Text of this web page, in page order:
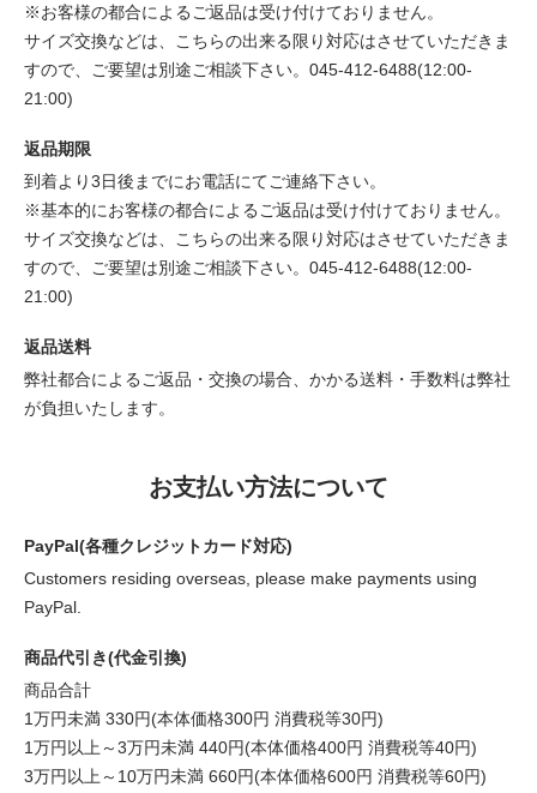
※お客様の都合によるご返品は受け付けておりません。
サイズ交換などは、こちらの出来る限り対応はさせていただきま
すので、ご要望は別途ご相談下さい。045-412-6488(12:00-
21:00)
返品期限
到着より3日後までにお電話にてご連絡下さい。
※基本的にお客様の都合によるご返品は受け付けておりません。
サイズ交換などは、こちらの出来る限り対応はさせていただきま
すので、ご要望は別途ご相談下さい。045-412-6488(12:00-
21:00)
返品送料
弊社都合によるご返品・交換の場合、かかる送料・手数料は弊社
が負担いたします。
お支払い方法について
PayPal(各種クレジットカード対応)
Customers residing overseas, please make payments using
PayPal.
商品代引き(代金引換)
商品合計
1万円未満 330円(本体価格300円 消費税等30円)
1万円以上～3万円未満 440円(本体価格400円 消費税等40円)
3万円以上～10万円未満 660円(本体価格600円 消費税等60円)